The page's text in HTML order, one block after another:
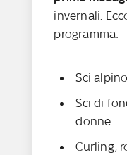
invernali.
programma:
Sci
Sci di
donne
Curling,